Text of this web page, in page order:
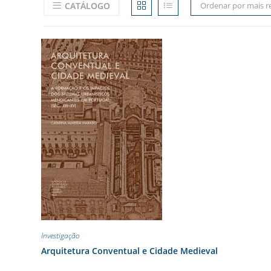
CATÁLOGO Ordenar por mais
Investigação
Arquitetura Conventual e Cidade Medieval